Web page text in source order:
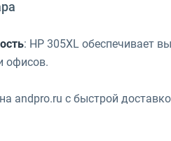
: HP 305XL обеспечивает
офисов.
на andpro.ru с быстрой